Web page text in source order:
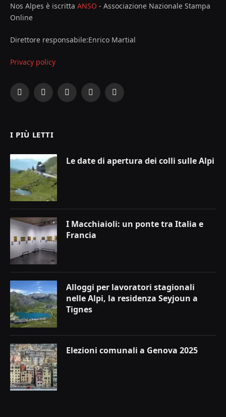
Nos Alpes è iscritta ANSO - Associazione Nazionale Stampa
Online
Direttore responsabile:Enrico Martial
Privacy policy
Facebook
X
InstagramYouTubeLinkedIn
I PIÙ LETTI
Le date di apertura dei colli sulle Alpi
I Macchiaioli: un ponte tra Italia e
Francia
Alloggi per lavoratori stagionali
nelle Alpi, la residenza Seyjoun a
Tignes
Elezioni comunali a Genova 2025